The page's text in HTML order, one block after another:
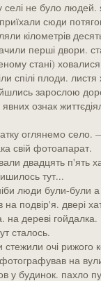
селі не було людей.
сюди
кілометрів
перші двори.
стані)
спілі плоди.
зарослою
ознак
оглянемо село. —
свій фотоапарат.
двадцять п'ять
тут...
люди були-були а
на подвір'я. двері
на дереві гойдалка.
сталось.
очі рижого
на
у будинок. пахло